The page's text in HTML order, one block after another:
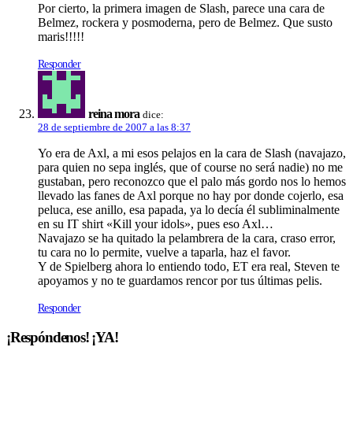
Por cierto, la primera imagen de Slash, parece una cara de
Belmez, rockera y posmoderna, pero de Belmez. Que susto
maris!!!!!
Responder
reina mora dice:
28 de septiembre de 2007 a las 8:37
Yo era de Axl, a mi esos pelajos en la cara de Slash (navajazo,
para quien no sepa inglés, que of course no será nadie) no me
gustaban, pero reconozco que el palo más gordo nos lo hemos
llevado las fanes de Axl porque no hay por donde cojerlo, esa
peluca, ese anillo, esa papada, ya lo decí­a él subliminalmente
en su IT shirt «Kill your idols», pues eso Axl…
Navajazo se ha quitado la pelambrera de la cara, craso error,
tu cara no lo permite, vuelve a taparla, haz el favor.
Y de Spielberg ahora lo entiendo todo, ET era real, Steven te
apoyamos y no te guardamos rencor por tus últimas pelis.
Responder
¡Respóndenos! ¡YA!